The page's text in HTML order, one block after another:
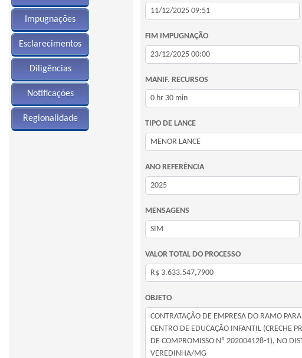
Impugnações
Esclarecimentos
Diligências
Notificações
Regionalidade
FIM IMPUGNAÇÃO
MANIF. RECURSOS
TIPO DE LANCE
ANO REFERÊNCIA
MENSAGENS
VALOR TOTAL DO PROCESSO
OBJETO